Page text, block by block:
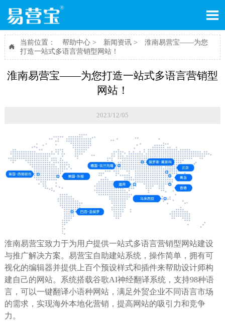


当前位置： 帮助中心> 新闻资讯>
淮南易营宝——为您
打造一站式多语言营销型网站！
淮南易营宝——为您打造一站式多语言营销型
网站！
2023/12/05
淮南易营宝致力于为用户提供一站式多语言营销型网站建设
与推广解决方案。易营宝自助建站系统，操作简单，拥有可
视化的编辑器并提供上百个预设样式和插件来帮助设计师构
建自己的网站。系统搭载谷歌AI神经翻译系统，支持98种语
言，可以一键翻译小语种网站，满足外贸企业不同语言市场
的需求，实现海外本地化营销，提高网站的吸引力和竞争
力。